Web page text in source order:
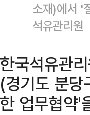
소재)에서 '
석유관리원
한국석유관
(경기도 분
한 업무협약'